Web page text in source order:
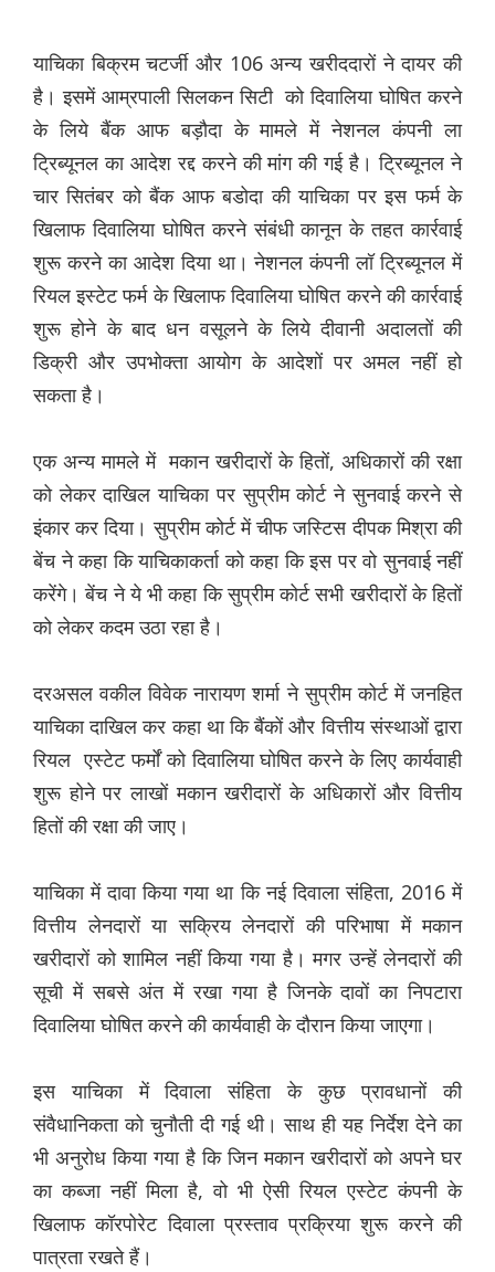
याचिका बिक्रम चटर्जी और 106 अन्य खरीददारों ने दायर की
है। इसमें आम्रपाली सिलकन सिटी को दिवालिया घोषित करने
के लिये बैंक आफ बड़ौदा के मामले में नेशनल कंपनी ला
ट्रिब्यूनल का आदेश रद्द करने की मांग की गई है। ट्रिब्यूनल ने
चार सितंबर को बैंक आफ बडोदा की याचिका पर इस फर्म के
खिलाफ दिवालिया घोषित करने संबंधी कानून के तहत कार्रवाई
शुरू करने का आदेश दिया था। नेशनल कंपनी लॉ ट्रिब्यूनल में
रियल इस्टेट फर्म के खिलाफ दिवालिया घोषित करने की कार्रवाई
शुरू होने के बाद धन वसूलने के लिये दीवानी अदालतों की
डिक्री और उपभोक्ता आयोग के आदेशों पर अमल नहीं हो
सकता है।
एक अन्य मामले में मकान खरीदारों के हितों, अधिकारों की रक्षा
को लेकर दाखिल याचिका पर सुप्रीम कोर्ट ने सुनवाई करने से
इंकार कर दिया। सुप्रीम कोर्ट में चीफ जस्टिस दीपक मिश्रा की
बेंच ने कहा कि याचिकाकर्ता को कहा कि इस पर वो सुनवाई नहीं
करेंगे। बेंच ने ये भी कहा कि सुप्रीम कोर्ट सभी खरीदारों के हितों
को लेकर कदम उठा रहा है।
दरअसल वकील विवेक नारायण शर्मा ने सुप्रीम कोर्ट में जनहित
याचिका दाखिल कर कहा था कि बैंकों और वित्तीय संस्थाओं द्वारा
रियल एस्टेट फर्मों को दिवालिया घोषित करने के लिए कार्यवाही
शुरू होने पर लाखों मकान खरीदारों के अधिकारों और वित्तीय
हितों की रक्षा की जाए।
याचिका में दावा किया गया था कि नई दिवाला संहिता, 2016 में
वित्तीय लेनदारों या सक्रिय लेनदारों की परिभाषा में मकान
खरीदारों को शामिल नहीं किया गया है। मगर उन्हें लेनदारों की
सूची में सबसे अंत में रखा गया है जिनके दावों का निपटारा
दिवालिया घोषित करने की कार्यवाही के दौरान किया जाएगा।
इस याचिका में दिवाला संहिता के कुछ प्रावधानों की
संवैधानिकता को चुनौती दी गई थी। साथ ही यह निर्देश देने का
भी अनुरोध किया गया है कि जिन मकान खरीदारों को अपने घर
का कब्जा नहीं मिला है, वो भी ऐसी रियल एस्टेट कंपनी के
खिलाफ कॉरपोरेट दिवाला प्रस्ताव प्रक्रिया शुरू करने की
पात्रता रखते हैं।